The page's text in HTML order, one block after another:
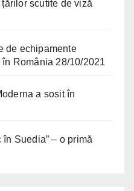
scutite de viză
de echipamente
România 28/10/2021
a sosit în
Suedia” – o primă